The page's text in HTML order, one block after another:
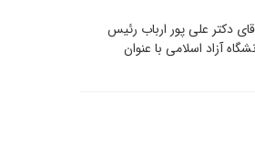
دکتر علی پور ارباب رئیس
آزاد اسلامی با عنوان